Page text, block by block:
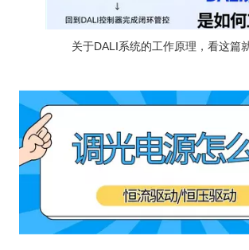
关于DALI系统的工作原理，看这篇